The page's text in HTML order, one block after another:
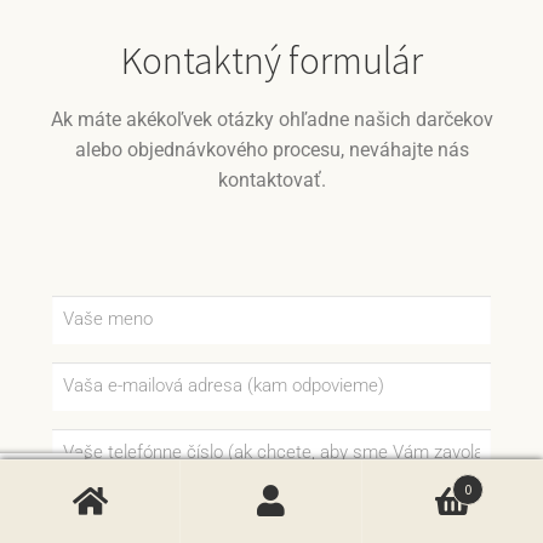
Kontaktný formulár
Ak máte akékoľvek otázky ohľadne našich darčekov
alebo objednávkového procesu, neváhajte nás
kontaktovať.
0